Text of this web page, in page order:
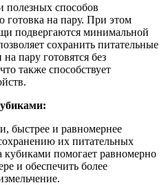
способов
на пару. При этом
подвергаются минимальной
сохранить питательные
пару готовятся без
также способствует
быстрее и равномернее
их питательных
кубиками помогает равномерно
и обеспечить более